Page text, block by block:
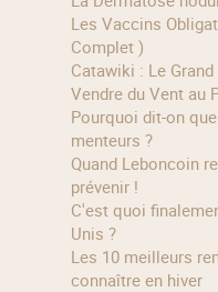
Les Vaccins Obligatoires en France ( le Guide
Complet )
Catawiki : Le Grand Bazar de l’Imposture ou l'Art de
Vendre du Vent au
Pourquoi dit-on que les politiques sont tous des
menteurs ?
Quand Leboncoin ressemble à Tinder… mais sans
prévenir !
C'est quoi finalement la Cour Suprême des Etats-
Unis ?
Les 10 meilleurs remèdes de grand-mère qu'il faut
connaître en hiver